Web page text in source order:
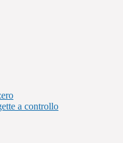
a controllo